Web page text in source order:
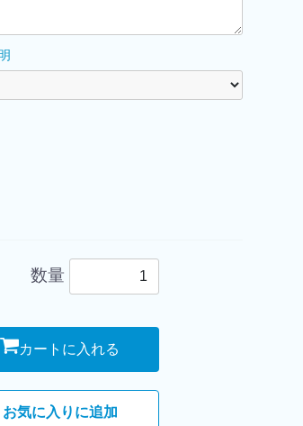
数量
カートに入れる
お気に入りに追加